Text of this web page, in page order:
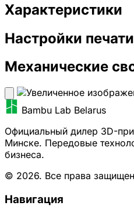
Характеристики
Настройки печати
Механические
Bambu Lab Belarus
Официальный дилер 3D-
Минске. Передовые
бизнеса.
© 2026. Все права
Навигация